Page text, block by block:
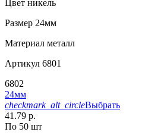
Цвет никель
Размер 24мм
Материал металл
Артикул 6801
6802
24мм
checkmark_alt_circleВыбрать
41.79 р.
По 50 шт